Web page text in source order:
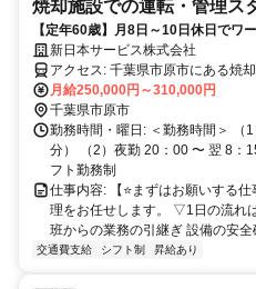
焼却施設での運転・管理ス
【定年60歳】月8日～10日休日で
に住宅手当など待遇が豊富！資格取
新日本サービス株式会社
アクセス: 千葉県市原市にある
月給250,000円～310,000円
千葉県市原市
勤務時間・曜日: ＜勤務時間＞ （
分） （2）夜勤 20：00 〜 翌 8：
フト勤務制
仕事内容: 【⭐️まずはお願いする
理をお任せします。 ▽1日の流れ
班からの業務の引継ぎ 設備の安
交通費支給 シフト制 昇給あり